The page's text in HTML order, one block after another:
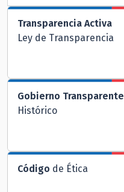
Transparencia Activa
Ley de Transparencia
Gobierno Transparente
Histórico
Código de Ética